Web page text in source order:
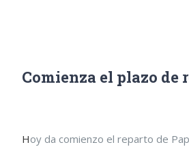
Comienza el plazo de
imagen
Hoy da comienzo el reparto de